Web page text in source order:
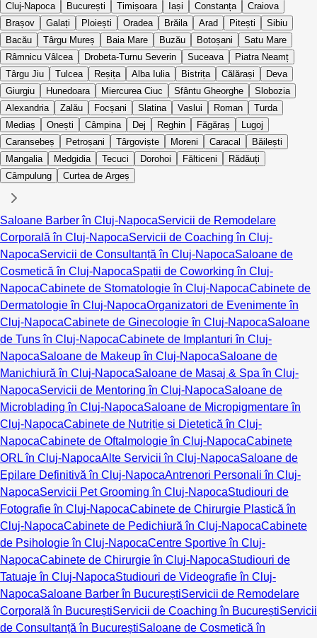
Cluj-Napoca București Timișoara Iași Constanța
Craiova
Brașov
Galați Ploiești Oradea Brăila Arad Pitești
Sibiu
Bacău
Târgu Mureș Baia Mare Buzău Botoșani
Satu Mare
Râmnicu Vâlcea
Drobeta-Turnu Severin Suceava
Piatra Neamț
Târgu Jiu
Tulcea Reșița Alba Iulia Bistrița Călărași
Deva
Giurgiu
Hunedoara Miercurea Ciuc Sfântu Gheorghe
Slobozia
Alexandria
Zalău Focșani Slatina Vaslui Roman
Turda
Mediaș
Onești Câmpina Dej Reghin Făgăraș
Lugoj
Caransebeș
Petroșani Târgoviște Moreni Caracal
Băilești
Mangalia
Medgidia Tecuci Dorohoi Fălticeni
Rădăuți
Câmpulung
Curtea de Argeș
Saloane Barber în Cluj-NapocaServicii de Remodelare
Corporală în Cluj-NapocaServicii de Coaching în Cluj-
NapocaServicii de Consultanță în Cluj-NapocaSaloane de
Cosmetică în Cluj-NapocaSpații de Coworking în Cluj-
NapocaCabinete de Stomatologie în Cluj-NapocaCabinete de
Dermatologie în Cluj-NapocaOrganizatori de Evenimente în
Cluj-NapocaCabinete de Ginecologie în Cluj-NapocaSaloane
de Tuns în Cluj-NapocaCabinete de Implanturi în Cluj-
NapocaSaloane de Makeup în Cluj-NapocaSaloane de
Manichiură în Cluj-NapocaSaloane de Masaj & Spa în Cluj-
NapocaServicii de Mentoring în Cluj-NapocaSaloane de
Microblading în Cluj-NapocaSaloane de Micropigmentare în
Cluj-NapocaCabinete de Nutriție și Dietetică în Cluj-
NapocaCabinete de Oftalmologie în Cluj-NapocaCabinete
ORL în Cluj-NapocaAlte Servicii în Cluj-NapocaSaloane de
Epilare Definitivă în Cluj-NapocaAntrenori Personali în Cluj-
NapocaServicii Pet Grooming în Cluj-NapocaStudiouri de
Fotografie în Cluj-NapocaCabinete de Chirurgie Plastică în
Cluj-NapocaCabinete de Pedichiură în Cluj-NapocaCabinete
de Psihologie în Cluj-NapocaCentre Sportive în Cluj-
NapocaCabinete de Chirurgie în Cluj-NapocaStudiouri de
Tatuaje în Cluj-NapocaStudiouri de Videografie în Cluj-
NapocaSaloane Barber în BucureștiServicii de Remodelare
Corporală în BucureștiServicii de Coaching în BucureștiServicii
de Consultanță în BucureștiSaloane de Cosmetică în